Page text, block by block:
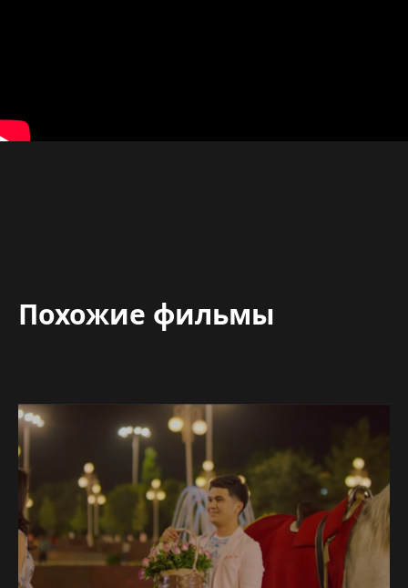
Похожие фильмы